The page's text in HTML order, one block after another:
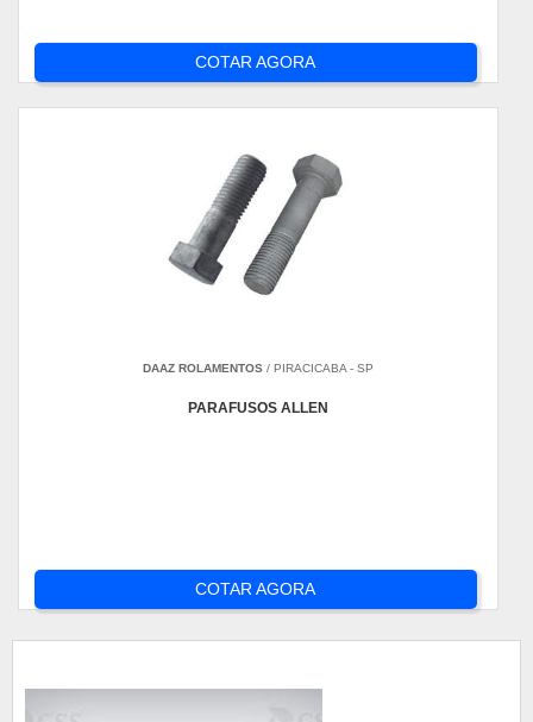
COTAR AGORA
DAAZ ROLAMENTOS / PIRACICABA - SP
PARAFUSOS ALLEN
COTAR AGORA